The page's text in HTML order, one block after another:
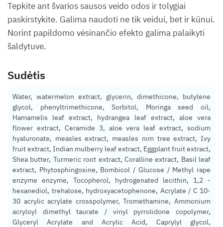
Tepkite ant švarios sausos veido odos ir tolygiai
paskirstykite. Galima naudoti ne tik veidui, bet ir kūnui.
Norint papildomo vėsinančio efekto galima palaikyti
šaldytuve.
Sudėtis
Water, watermelon extract, glycerin, dimethicone, butylene
glycol, phenyltrimethicone, Sorbitol, Moringa seed oil,
Hamamelis leaf extract, hydrangea leaf extract, aloe vera
flower extract, Ceramide 3, aloe vera leaf extract, sodium
hyaluronate, measles extract, measles nim tree extract, Ivy
fruit extract, Indian mulberry leaf extract, Eggplant fruit extract,
Shea butter, Turmeric root extract, Coralline extract, Basil leaf
extract, Phytosphingosine, Bombicol / Glucose / Methyl rape
enzyme enzyme, Tocopherol, hydrogenated lecithin, 1,2 -
hexanediol, trehalose, hydroxyacetophenone, Acrylate / C 10-
30 acrylic acrylate crosspolymer, Tromethamine, Ammonium
acryloyl dimethyl taurate / vinyl pyrrolidone copolymer,
Glyceryl Acrylate and Acrylic Acid, Caprylyl glycol,